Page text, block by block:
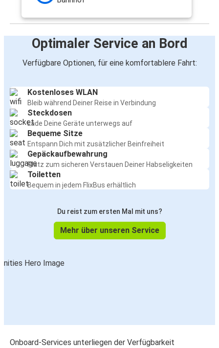
Optimaler Service an Bord
Verfügbare Optionen, für eine komfortablere Fahrt:
Kostenloses WLAN
Bleib während Deiner Reise in Verbindung
Steckdosen
Lade Deine Geräte unterwegs auf
Bequeme Sitze
Entspann Dich mit zusätzlicher Beinfreiheit
Gepäckaufbewahrung
Platz zum sicheren Verstauen Deiner Habseligkeiten
Toiletten
Bequem in jedem FlixBus erhältlich
Du reist zum ersten Mal mit uns?
Mehr über unseren Service
Onboard-Services unterliegen der Verfügbarkeit